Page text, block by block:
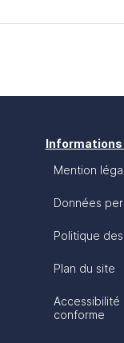
de l’économie
Informations
Mention
Données
Politique
Plan du site
Accessibilité
conforme